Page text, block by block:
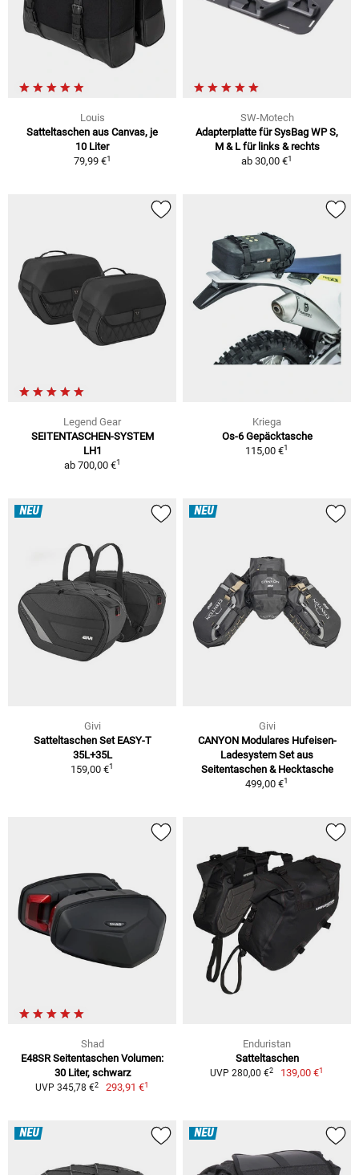
Louis
Satteltaschen aus Canvas, je
10 Liter
79,99 €1
SW-Motech
Adapterplatte für SysBag WP S,
M & L für links & rechts
ab 30,00 €1
Legend Gear
SEITENTASCHEN-SYSTEM
LH1
ab 700,00 €1
Kriega
Os-6 Gepäcktasche
115,00 €1
NEU
Givi
Satteltaschen Set EASY-T
35L+35L
159,00 €1
NEU
Givi
CANYON Modulares Hufeisen-
Ladesystem Set aus
Seitentaschen & Hecktasche
499,00 €1
Shad
E48SR Seitentaschen Volumen:
30 Liter, schwarz
UVP 345,78 €2 293,91 €1
Enduristan
Satteltaschen
UVP 280,00 €2 139,00 €1
NEU NEU